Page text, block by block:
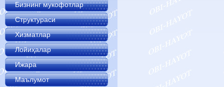
Бизнинг мукофотлар
Структураси
Хизматлар
Лойиҳалар
Ижара
Маълумот